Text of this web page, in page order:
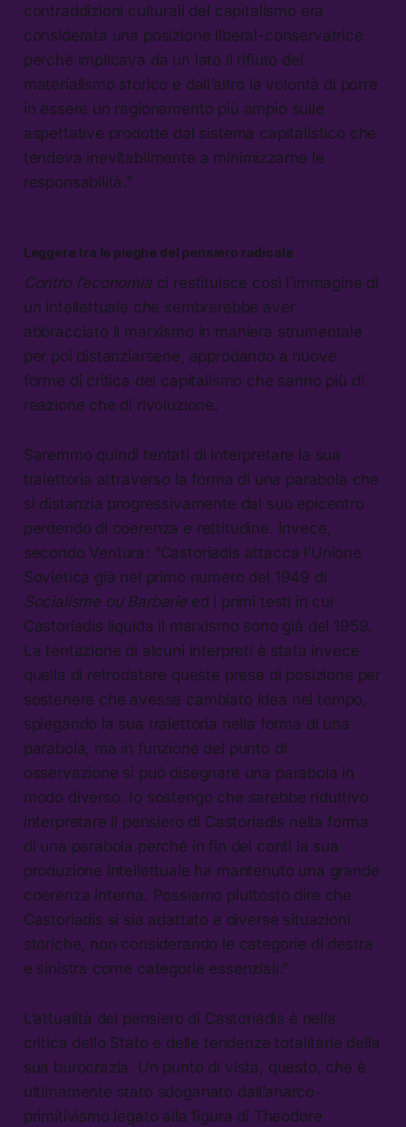
contraddizioni culturali del capitalismo era
considerata una posizione liberal-conservatrice
perché implicava da un lato il rifiuto del
materialismo storico e dall’altro la volontà di porre
in essere un ragionamento più ampio sulle
aspettative prodotte dal sistema capitalistico che
tendeva inevitabilmente a minimizzarne le
responsabilità.”
Leggere tra le pieghe del pensiero radicale
Contro l’economiaci restituisce così l’immagine di
un intellettuale che sembrerebbe aver
abbracciato il marxismo in maniera strumentale
per poi distanziarsene, approdando a nuove
forme di critica del capitalismo che sanno più di
reazione che di rivoluzione.
Saremmo quindi tentati di interpretare la sua
traiettoria attraverso la forma di una parabola che
si distanzia progressivamente dal suo epicentro
perdendo di coerenza e rettitudine. Invece,
secondo Ventura: “Castoriadis attacca l’Unione
Sovietica già nel primo numero del 1949 di
Socialisme ou Barbarieed i primi testi in cui
Castoriadis liquida il marxismo sono già del 1959.
La tentazione di alcuni interpreti è stata invece
quella di retrodatare queste prese di posizione per
sostenere che avesse cambiato idea nel tempo,
spiegando la sua traiettoria nella forma di una
parabola, ma in funzione del punto di
osservazione si può disegnare una parabola in
modo diverso. Io sostengo che sarebbe riduttivo
interpretare il pensiero di Castoriadis nella forma
di una parabola perché in fin dei conti la sua
produzione intellettuale ha mantenuto una grande
coerenza interna. Possiamo piuttosto dire che
Castoriadis si sia adattato a diverse situazioni
storiche, non considerando le categorie di destra
e sinistra come categorie essenziali.”
L’attualità del pensiero di Castoriadis è nella
critica dello Stato e delle tendenze totalitarie della
sua burocrazia. Un punto di vista, questo, che è
ultimamente stato sdoganato dall’anarco-
primitivismo legato alla figura di Theodore